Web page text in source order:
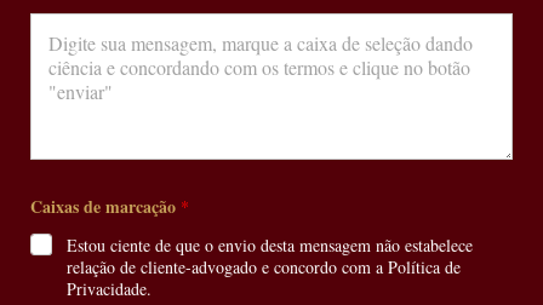
Caixas de marcação *
Estou ciente de que o envio desta mensagem não estabelece
relação de cliente-advogado e concordo com a Política de
Privacidade.